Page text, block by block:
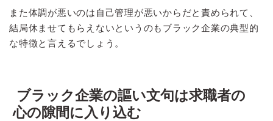
また体調が悪いのは自己管理が悪いからだと責められて、
結局休ませてもらえないというのもブラック企業の典型的
な特徴と言えるでしょう。
ブラック企業の謳い文句は求職者の
心の隙間に入り込む